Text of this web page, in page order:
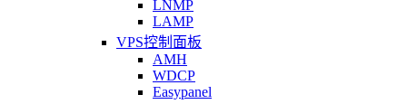
LNMP
LAMP
VPS控制面板
AMH
WDCP
Easypanel